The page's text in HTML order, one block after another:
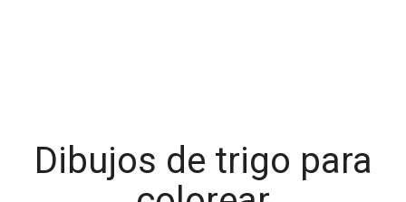
Dibujos de trigo para